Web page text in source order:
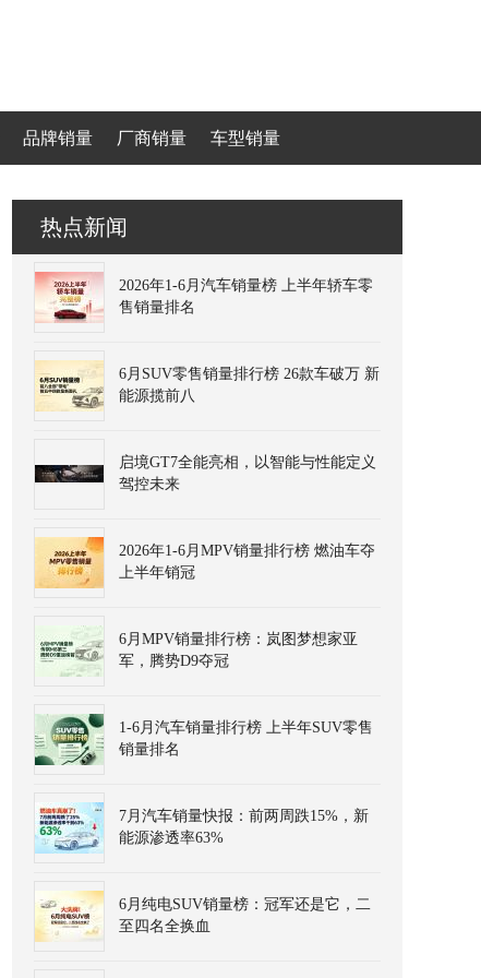
品牌销量 厂商销量 车型销量
热点新闻
2026年1-6月汽车销量榜 上半年轿车零
售销量排名
6月SUV零售销量排行榜 26款车破万 新
能源揽前八
启境GT7全能亮相，以智能与性能定义
驾控未来
2026年1-6月MPV销量排行榜 燃油车夺
上半年销冠
6月MPV销量排行榜：岚图梦想家亚
军，腾势D9夺冠
1-6月汽车销量排行榜 上半年SUV零售
销量排名
7月汽车销量快报：前两周跌15%，新
能源渗透率63%
6月纯电SUV销量榜：冠军还是它，二
至四名全换血